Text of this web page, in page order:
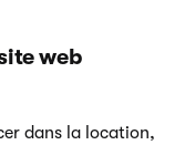
web
dans la location,